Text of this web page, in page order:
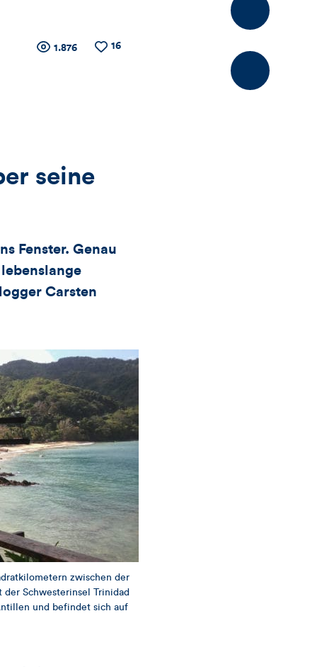
Zähler
Likes
Kommentare
dieses
Artikels
Anzahl
1.876
Anzahl
16
seine
Fenster. Genau
Carsten
zwischen der
Schwesterinsel Trinidad
und befindet sich auf